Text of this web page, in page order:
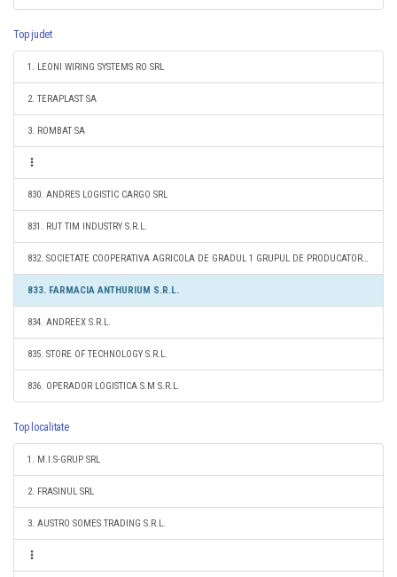
Top judet
1. LEONI WIRING SYSTEMS RO SRL
2. TERAPLAST SA
3. ROMBAT SA
830. ANDRES LOGISTIC CARGO SRL
831. RUT TIM INDUSTRY S.R.L.
832. SOCIETATE COOPERATIVA AGRICOLA DE GRADUL 1 GRUPUL DE PRODUCATORI LUNCA - FRISS
833. FARMACIA ANTHURIUM S.R.L.
834. ANDREEX S.R.L.
835. STORE OF TECHNOLOGY S.R.L.
836. OPERADOR LOGISTICA S.M S.R.L.
Top localitate
1. M.I.S-GRUP SRL
2. FRASINUL SRL
3. AUSTRO SOMES TRADING S.R.L.